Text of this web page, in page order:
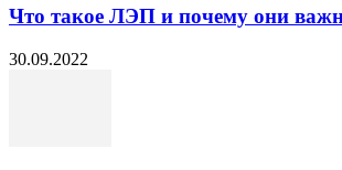
Что такое ЛЭП и почему они
30.09.2022